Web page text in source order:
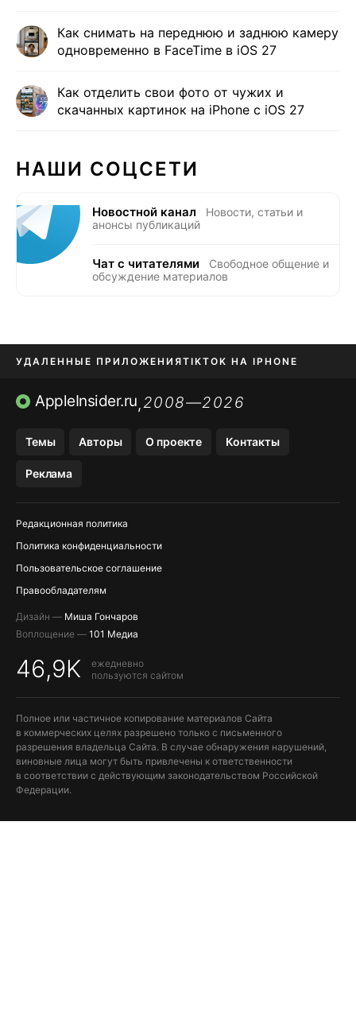
Как снимать на переднюю и заднюю камеру
одновременно в FaceTime в iOS 27
Как отделить свои фото от чужих и
скачанных картинок на iPhone с iOS 27
НАШИ СОЦСЕТИ
Новостной канал
Новости, статьи и
анонсы публикаций
Чат с читателями
Свободное общение и
обсуждение материалов
УДАЛЕННЫЕ ПРИЛОЖЕНИЯTIKTOK НА IPHONE
ПРИЛОЖЕНИЯ БЕЗ APP STORE
AppleInsider.ru,2008—2026
Темы Авторы О проекте Контакты
Реклама
Редакционная политика
Политика конфиденциальности
Пользовательское соглашение
Правообладателям
Дизайн — Миша Гончаров
Воплощение — 101 Медиа
46,9K
ежедневно
пользуются сайтом
Полное или частичное копирование материалов Сайта
в коммерческих целях разрешено только с письменного
разрешения владельца Сайта. В случае обнаружения нарушений,
виновные лица могут быть привлечены к ответственности
в соответствии с действующим законодательством Российской
Федерации.